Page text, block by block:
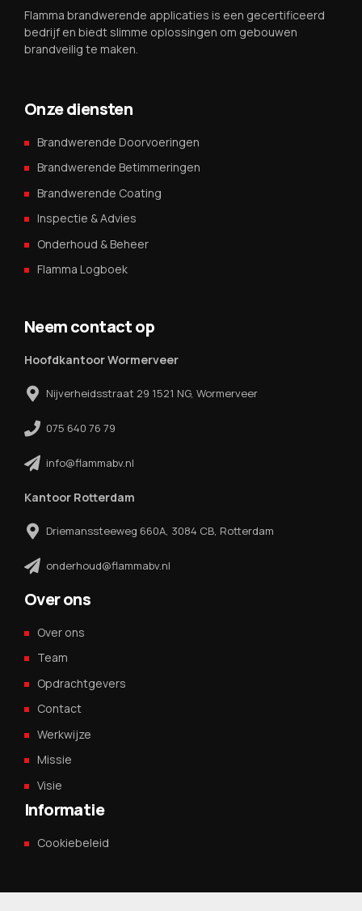
Flamma brandwerende applicaties is een gecertificeerd
bedrijf en biedt slimme oplossingen om gebouwen
brandveilig te maken.
Onze diensten
Brandwerende Doorvoeringen
Brandwerende Betimmeringen
Brandwerende Coating
Inspectie & Advies
Onderhoud & Beheer
Flamma Logboek
Neem contact op
Hoofdkantoor Wormerveer
Nijverheidsstraat 29 1521 NG, Wormerveer
075 640 76 79
info@flammabv.nl
Kantoor Rotterdam
Driemanssteeweg 660A, 3084 CB, Rotterdam
onderhoud@flammabv.nl
Over ons
Over ons
Team
Opdrachtgevers
Contact
Werkwijze
Missie
Visie
Informatie
Cookiebeleid